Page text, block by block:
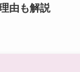
由も解説